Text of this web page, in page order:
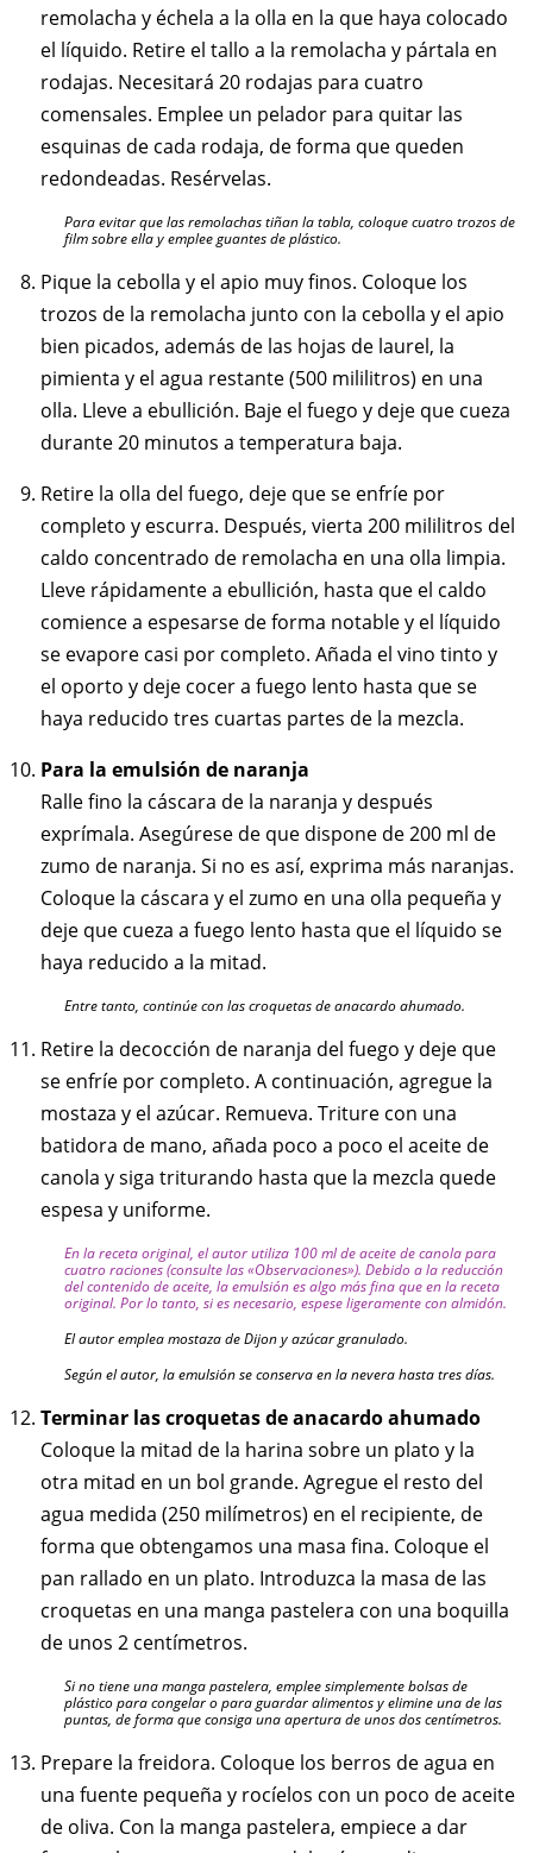
remolacha y échela a la olla en la que haya colocado
el líquido. Retire el tallo a la remolacha y pártala en
rodajas. Necesitará 20 rodajas para cuatro
comensales. Emplee un pelador para quitar las
esquinas de cada rodaja, de forma que queden
redondeadas. Resérvelas.
Para evitar que las remolachas tiñan la tabla, coloque cuatro trozos de
film sobre ella y emplee guantes de plástico.
Pique la cebolla y el apio muy finos. Coloque los
trozos de la remolacha junto con la cebolla y el apio
bien picados, además de las hojas de laurel, la
pimienta y el agua restante (500 mililitros) en una
olla. Lleve a ebullición. Baje el fuego y deje que cueza
durante 20 minutos a temperatura baja.
Retire la olla del fuego, deje que se enfríe por
completo y escurra. Después, vierta 200 mililitros del
caldo concentrado de remolacha en una olla limpia.
Lleve rápidamente a ebullición, hasta que el caldo
comience a espesarse de forma notable y el líquido
se evapore casi por completo. Añada el vino tinto y
el oporto y deje cocer a fuego lento hasta que se
haya reducido tres cuartas partes de la mezcla.
Para la emulsión de naranja
Ralle fino la cáscara de la naranja y después
exprímala. Asegúrese de que dispone de 200 ml de
zumo de naranja. Si no es así, exprima más naranjas.
Coloque la cáscara y el zumo en una olla pequeña y
deje que cueza a fuego lento hasta que el líquido se
haya reducido a la mitad.
Entre tanto, continúe con las croquetas de anacardo ahumado.
Retire la decocción de naranja del fuego y deje que
se enfríe por completo. A continuación, agregue la
mostaza y el azúcar. Remueva. Triture con una
batidora de mano, añada poco a poco el aceite de
canola y siga triturando hasta que la mezcla quede
espesa y uniforme.
En la receta original, el autor utiliza 100 ml de aceite de canola para
cuatro raciones (consulte las «Observaciones»). Debido a la reducción
del contenido de aceite, la emulsión es algo más fina que en la receta
original. Por lo tanto, si es necesario, espese ligeramente con almidón.
El autor emplea mostaza de Dijon y azúcar granulado.
Según el autor, la emulsión se conserva en la nevera hasta tres días.
Terminar las croquetas de anacardo ahumado
Coloque la mitad de la harina sobre un plato y la
otra mitad en un bol grande. Agregue el resto del
agua medida (250 milímetros) en el recipiente, de
forma que obtengamos una masa fina. Coloque el
pan rallado en un plato. Introduzca la masa de las
croquetas en una manga pastelera con una boquilla
de unos 2 centímetros.
Si no tiene una manga pastelera, emplee simplemente bolsas de
plástico para congelar o para guardar alimentos y elimine una de las
puntas, de forma que consiga una apertura de unos dos centímetros.
Prepare la freidora. Coloque los berros de agua en
una fuente pequeña y rocíelos con un poco de aceite
de oliva. Con la manga pastelera, empiece a dar